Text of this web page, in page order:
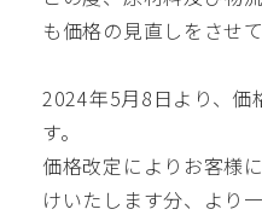
も価格の見直しをさせ
2024年5月8日より、価
す。
価格改定によりお客様
けいたします分、より